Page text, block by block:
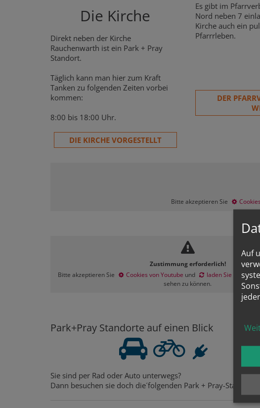
Die Kirche
Direkt neben der Kirche
Rauchenwarth ist ein Park + Pray
Standort.
Täglich kann man hier zum Kraft
Tanken zu folgenden Zeiten vorbei
kommen:
8:00 bis 18:00 Uhr.
DIE KIRCHE VORGESTELLT
Es gibt im
Nord neben 7
Kirche auch ein
Pfarrrleben.
DER
Bitte akzeptieren Sie
Zustimmung erforderlich!
Bitte akzeptieren Sie
Cookies von Youtube und laden Sie die Seite
sehen zu können.
Park+Pray Standorte auf einen Blick
Sie sind per Rad oder Auto unterwegs?
Dann besuchen sie doch die´folgenden Park + Pray-Standorte:
Auf